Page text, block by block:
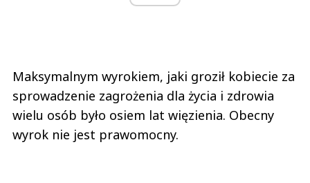
Maksymalnym wyrokiem, jaki groził kobiecie za
sprowadzenie zagrożenia dla życia i zdrowia
wielu osób było osiem lat więzienia. Obecny
wyrok nie jest prawomocny.